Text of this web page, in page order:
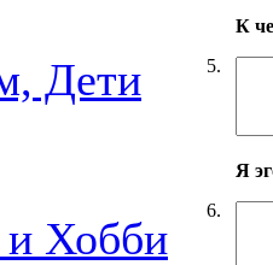
Дети
и Хобби
5.
К
6.
Я